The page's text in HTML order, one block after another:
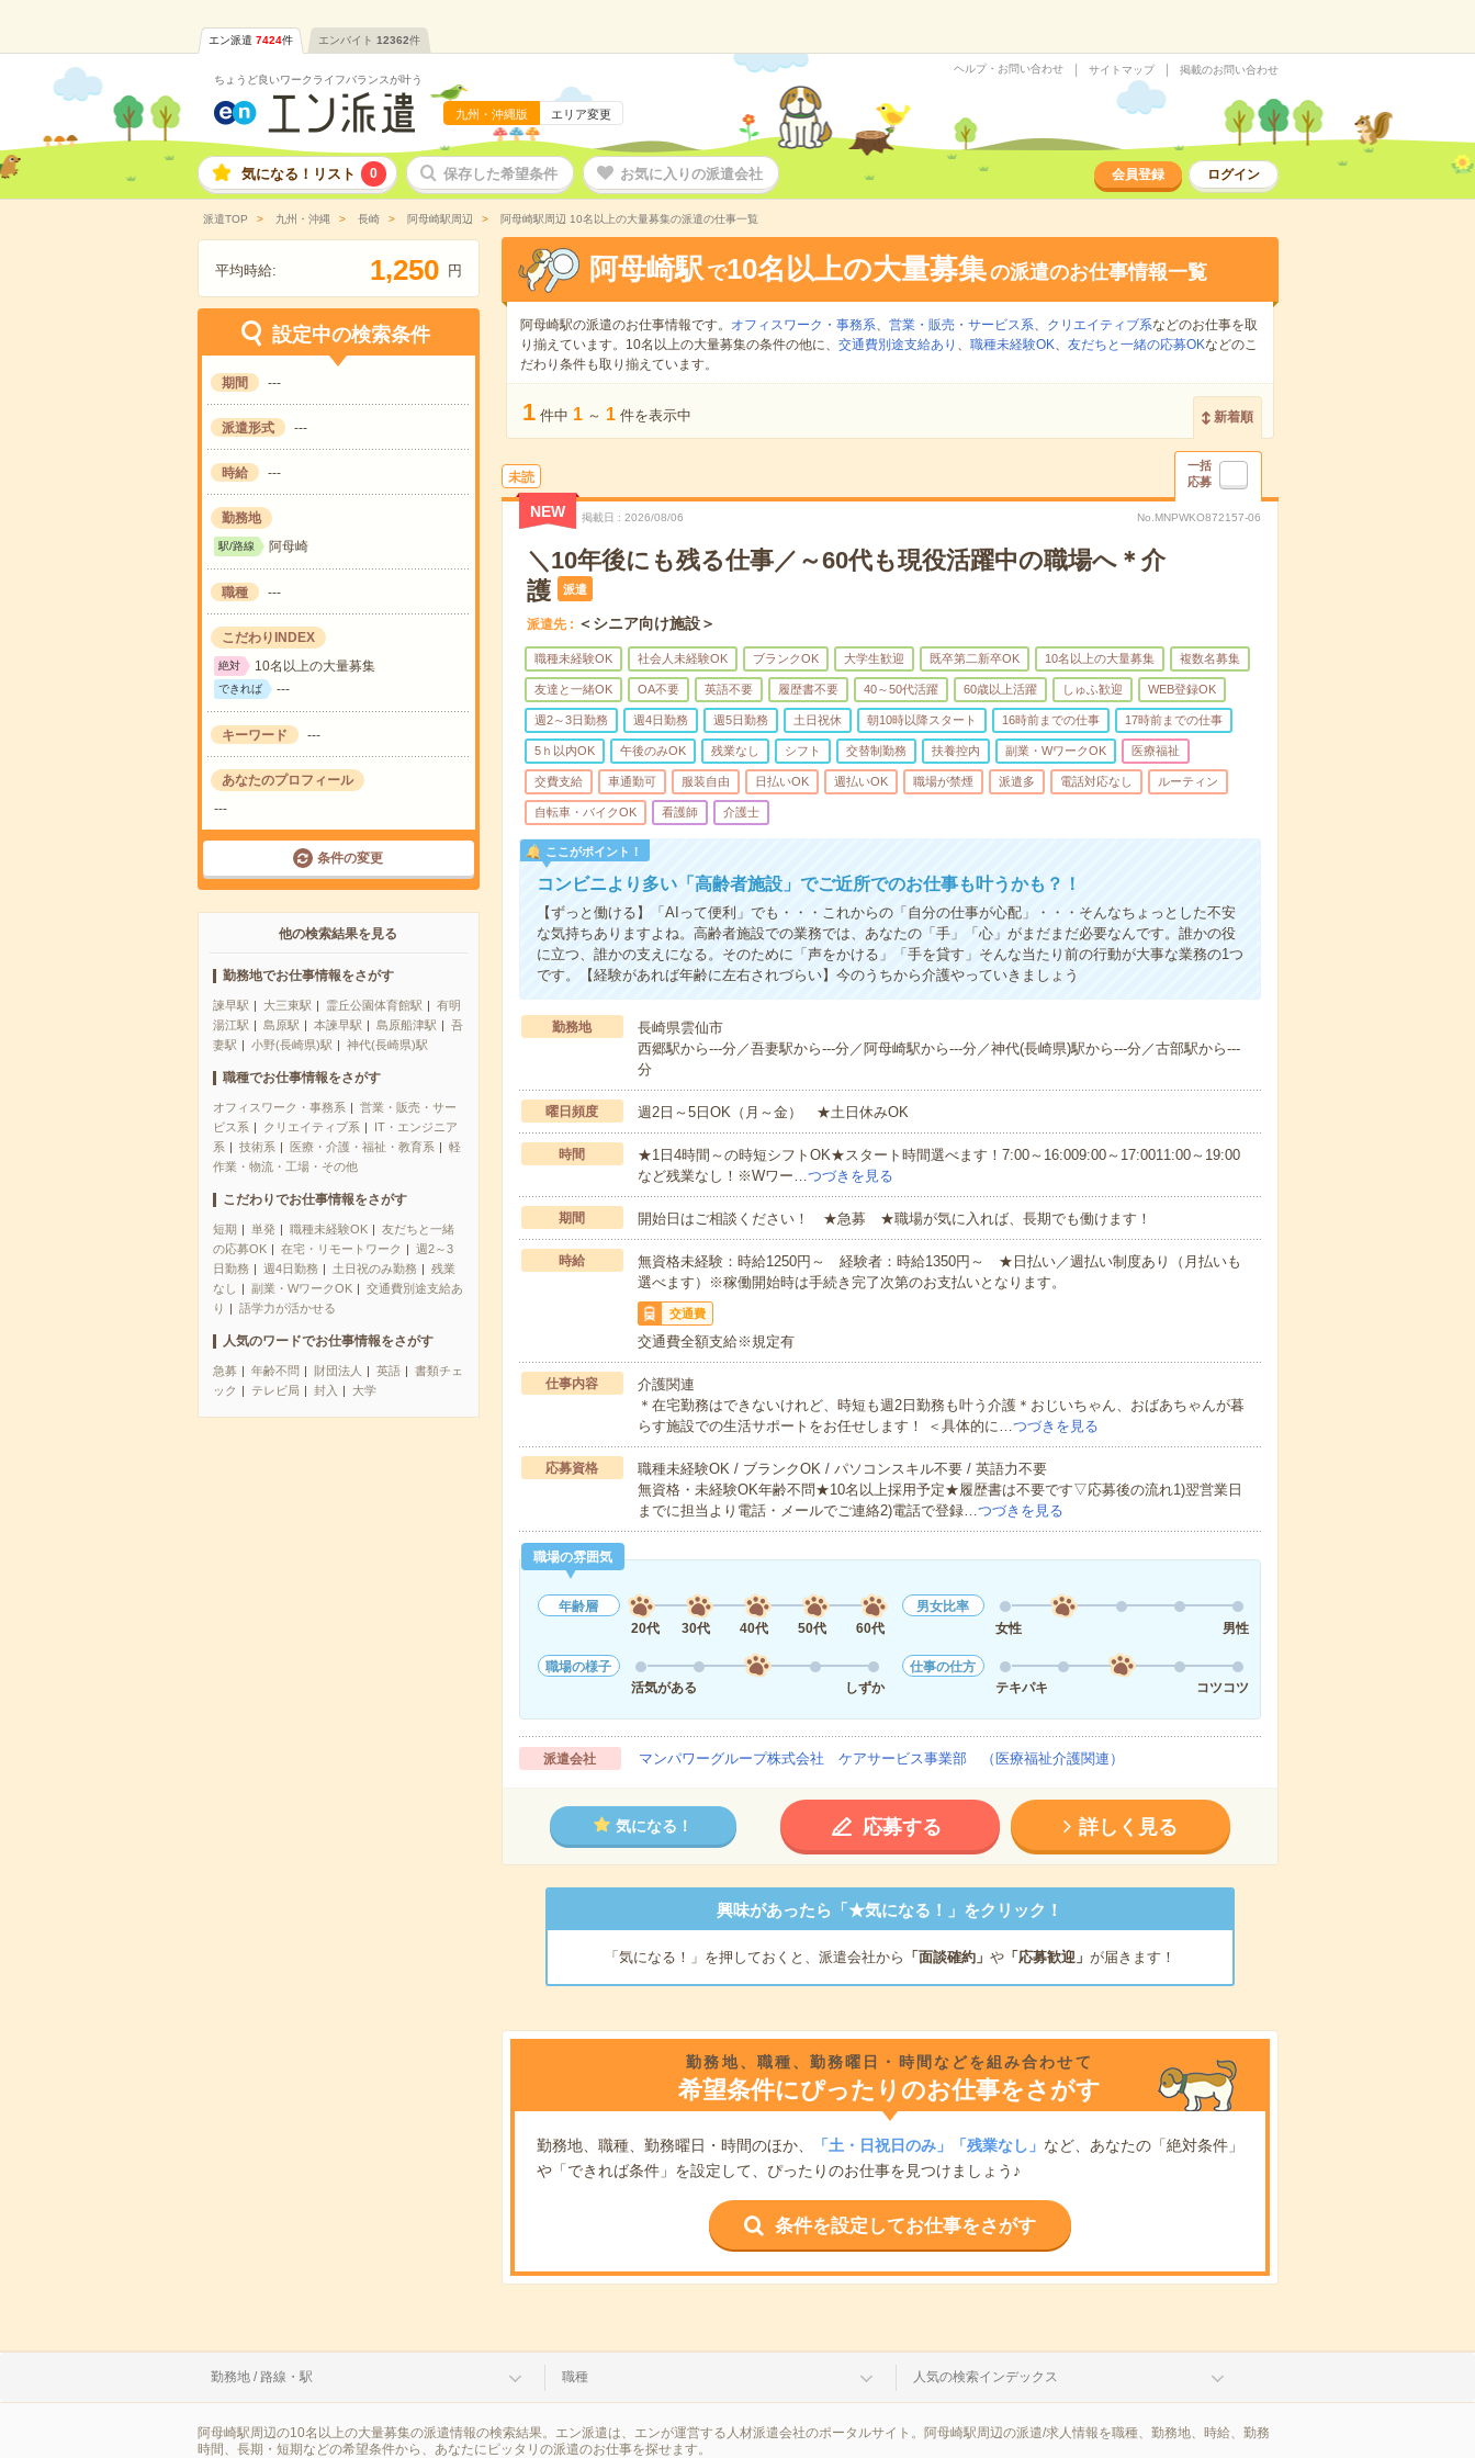
エン派遣 7424件 エンバイト 12362件
ちょうど良いワークライフバランスが叶う
九州・沖縄版 エリア変更
ヘルプ・お問い合わせ サイトマップ 掲載のお問い合わせ
気になる！リスト 0 保存した希望条件 お気に入りの派遣会社 会員登録 ログイン
派遣TOP 九州・沖縄 長崎 阿母崎駅周辺 阿母崎駅周辺 10名以上の大量募集の派遣の仕事一覧
平均時給: 1,250 円
設定中の検索条件
期間 ---
派遣形式 ---
時給 ---
勤務地
駅/路線 阿母崎
職種 ---
こだわりINDEX
絶対 10名以上の大量募集
できれば ---
キーワード ---
あなたのプロフィール
---
条件の変更
他の検索結果を見る
勤務地でお仕事情報をさがす
諫早駅 大三東駅 霊丘公園体育館駅
有明
湯江駅
島原駅 本諫早駅 島原船津駅
吾
妻駅
小野(長崎県)駅 神代(長崎県)駅
職種でお仕事情報をさがす
オフィスワーク・事務系
営業・販売・サー
ビス系
クリエイティブ系
IT・エンジニア
系
技術系 医療・介護・福祉・教育系
軽
作業・物流・工場・その他
こだわりでお仕事情報をさがす
短期 単発 職種未経験OK
友だちと一緒
の応募OK
在宅・リモートワーク
週2～3
日勤務
週4日勤務 土日祝のみ勤務
残業
なし
副業・WワークOK
交通費別途支給あ
り
語学力が活かせる
人気のワードでお仕事情報をさがす
急募 年齢不問 財団法人 英語
書類チェ
ック
テレビ局 封入 大学
阿母崎駅 で10名以上の大量募集の派遣のお仕事情報一覧
阿母崎駅の派遣のお仕事情報です。 オフィスワーク・事務系、 営業・販売・サービス系、 クリエイティブ系などのお仕事を取
り揃えています。10名以上の大量募集の条件の他に、 交通費別途支給あり 、 職種未経験OK、 友だちと一緒の応募OKなどのこ
だわり条件も取り揃えています。
1 件中 1 ～ 1 件を表示中 新着順
未読
一括
応募
NEW 掲載日 2026/08/06 No.MNPWKO872157-06
＼10年後にも残る仕事／～60代も現役活躍中の職場へ＊介
護
派遣
派遣先 ＜シニア向け施設＞
職種未経験OK 社会人未経験OK ブランクOK 大学生歓迎 既卒第二新卒OK 10名以上の大量募集 複数名募集
友達と一緒OK OA不要 英語不要 履歴書不要 40～50代活躍 60歳以上活躍 しゅふ歓迎 WEB登録OK
週2～3日勤務 週4日勤務 週5日勤務 土日祝休 朝10時以降スタート 16時前までの仕事 17時前までの仕事
5ｈ以内OK 午後のみOK 残業なし シフト 交替制勤務 扶養控内 副業・WワークOK 医療福祉
交費支給 車通勤可 服装自由 日払いOK 週払いOK 職場が禁煙 派遣多 電話対応なし ルーティン
自転車・バイクOK 看護師 介護士
ここがポイント！
コンビニより多い「高齢者施設」でご近所でのお仕事も叶うかも？！
【ずっと働ける】「AIって便利」でも・・・これからの「自分の仕事が心配」・・・そんなちょっとした不安
な気持ちありますよね。高齢者施設での業務では、あなたの「手」「心」がまだまだ必要なんです。誰かの役
に立つ、誰かの支えになる。そのために「声をかける」「手を貸す」そんな当たり前の行動が大事な業務の1つ
です。【経験があれば年齢に左右されづらい】今のうちから介護やっていきましょう
勤務地
長崎県雲仙市
西郷駅から---分／吾妻駅から---分／阿母崎駅から---分／神代(長崎県)駅から---分／古部駅から---
分
曜日頻度 週2日～5日OK（月～金） ★土日休みOK
時間
★1日4時間～の時短シフトOK★スタート時間選べます！7:00～16:009:00～17:0011:00～19:00
など残業なし！※Wワー…つづきを見る
期間 開始日はご相談ください！ ★急募 ★職場が気に入れば、長期でも働けます！
時給
無資格未経験：時給1250円～ 経験者：時給1350円～ ★日払い／週払い制度あり（月払いも
選べます）※稼働開始時は手続き完了次第のお支払いとなります。
交通費
交通費全額支給※規定有
仕事内容
介護関連
＊在宅勤務はできないけれど、時短も週2日勤務も叶う介護＊おじいちゃん、おばあちゃんが暮
らす施設での生活サポートをお任せします！ ＜具体的に…つづきを見る
応募資格
職種未経験OK / ブランクOK / パソコンスキル不要 / 英語力不要
無資格・未経験OK年齢不問★10名以上採用予定★履歴書は不要です▽応募後の流れ1)翌営業日
までに担当より電話・メールでご連絡2)電話で登録…つづきを見る
職場の雰囲気
年齢層
20代
30代 40代 50代 60代
男女比率
女性
男性
職場の様子
活気がある
しずか
仕事の仕方
テキパキ
コツコツ
派遣会社 マンパワーグループ株式会社 ケアサービス事業部 （医療福祉介護関連）
気になる！ 応募する 詳しく見る
興味があったら「★気になる！」をクリック！
「気になる！」を押しておくと、派遣会社から 「面談確約」 や「応募歓迎」 が届きます！
勤務地、職種、勤務曜日・時間などを組み合わせて
希望条件にぴったりのお仕事をさがす
勤務地、職種、勤務曜日・時間のほか、 「土・日祝日のみ」「残業なし」 など、あなたの「絶対条件」
や「できれば条件」を設定して、ぴったりのお仕事を見つけましょう♪
条件を設定してお仕事をさがす
勤務地 / 路線・駅 職種 人気の検索インデックス
阿母崎駅周辺の10名以上の大量募集の派遣情報の検索結果。エン派遣は、エンが運営する人材派遣会社のポータルサイト。阿母崎駅周辺の派遣/求人情報を職種、勤務地、時給、勤務
時間、長期・短期などの希望条件から、あなたにピッタリの派遣のお仕事を探せます。